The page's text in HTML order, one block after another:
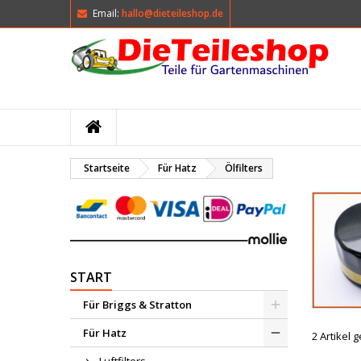
Email: hallo@dieteileshop.de
Startseite Für Hatz Ölfilters
START
Für Briggs & Stratton
Für Hatz
2 Artikel